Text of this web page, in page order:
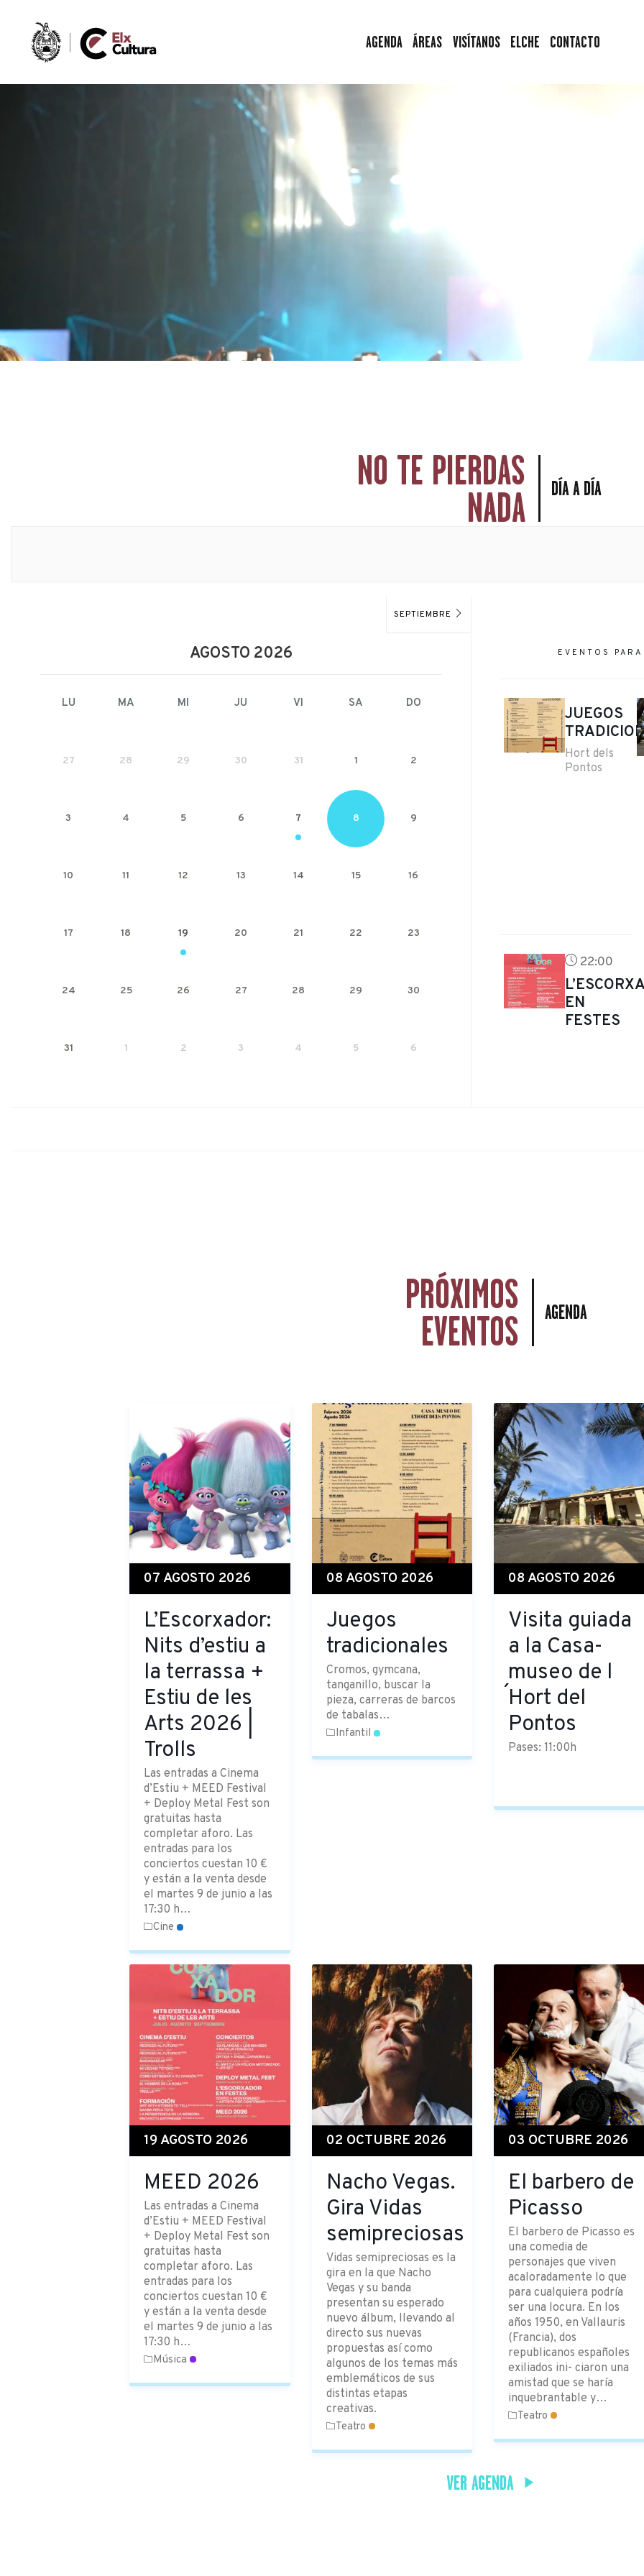
AGENDA ÁREAS VISÍTANOS ELCHE CONTACTO
ÁREAS
VISÍTANOS
ELCHE
CONTACTO
DÍA A DÍA
NO TE PIERDAS
NADA
AGOSTO 2026
SEPTIEMBRE
LU MA MI JU VI SA DO
27 28 29 30 31 1 2
3 4 5 6 7 8 9
10 11 12 13 14 15 16
17 18 19 20 21 22 23
24 25 26 27 28 29 30
31 1 2 3 4 5 6
EVENTOS
JUEGOS
Hort dels
Pontos
22:00
EN
FESTES
AGENDA
PRÓXIMOS
EVENTOS
07 AGOSTO 2026
L’Escorxador:
Nits d’estiu a
la terrassa +
Estiu de les
Arts 2026 |
Trolls
Las entradas a Cinema
d’Estiu + MEED Festival
+ Deploy Metal Fest son
gratuitas hasta
completar aforo. Las
entradas para los
conciertos cuestan 10 €
y están a la venta desde
el martes 9 de junio a las
17:30 h…
Cine
08 AGOSTO 2026
Juegos
tradicionales
Cromos, gymcana,
tanganillo, buscar la
pieza, carreras de barcos
de tabalas…
Infantil
08 AGOSTO 2026
Visita guiada
a la Casa-
museo de l
´Hort del
Pontos
Pases: 11:00h
19 AGOSTO 2026
MEED 2026
Las entradas a Cinema
d’Estiu + MEED Festival
+ Deploy Metal Fest son
gratuitas hasta
completar aforo. Las
entradas para los
conciertos cuestan 10 €
y están a la venta desde
el martes 9 de junio a las
17:30 h…
Música
02 OCTUBRE 2026
Nacho Vegas.
Gira Vidas
semipreciosas
Vidas semipreciosas es la
gira en la que Nacho
Vegas y su banda
presentan su esperado
nuevo álbum, llevando al
directo sus nuevas
propuestas así como
algunos de los temas más
emblemáticos de sus
distintas etapas
creativas.
Teatro
03 OCTUBRE 2026
El barbero de
Picasso
El barbero de Picasso es
una comedia de
personajes que viven
acaloradamente lo que
para cualquiera podría
ser una locura. En los
años 1950, en Vallauris
(Francia), dos
republicanos españoles
exiliados ini- ciaron una
amistad que se haría
inquebrantable y…
Teatro
VER AGENDA